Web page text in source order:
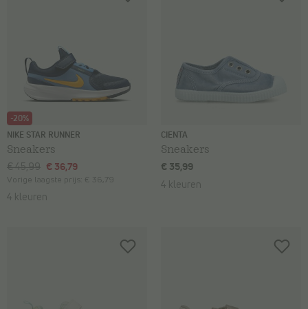
-20%
NIKE STAR RUNNER
Sneakers
€ 45,99 € 36,79
Vorige laagste prijs: € 36,79
4 kleuren
CIENTA
Sneakers
€ 35,99
4 kleuren